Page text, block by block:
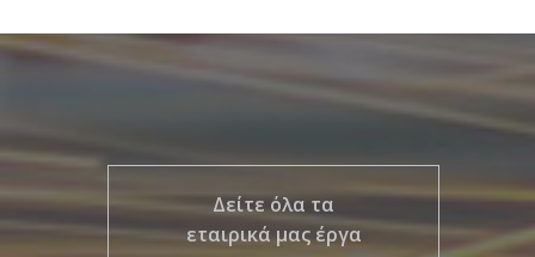
Δείτε όλα τα
εταιρικά μας έργα